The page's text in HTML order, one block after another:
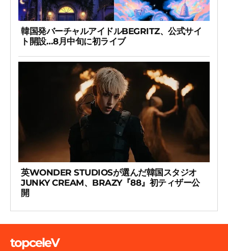
韓国発バーチャルアイドルBEGRITZ、公式サイ
ト開設…8月中旬に初ライブ
英WONDER STUDIOSが選んだ韓国スタジオ
JUNKY CREAM、BRAZY『88』初ティザー公
開
topceleV